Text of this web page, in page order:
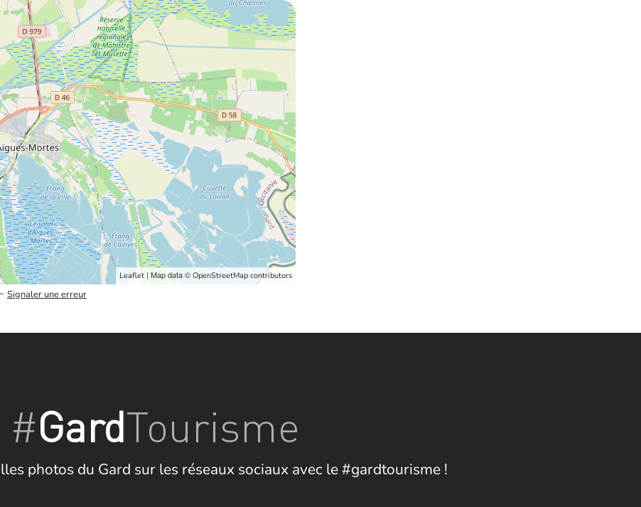
Leaflet| Map data ©OpenStreetMap contributors
Signaler une erreur
#GardTourisme
photos du Gard sur les réseaux sociaux avec le #gardtourisme !